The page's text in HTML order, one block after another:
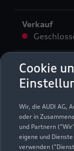
Cookie
Wir, die AUDI AG,
oder in
und Partnern
eigene und
verwenden
Verkauf
Service
Teile- &